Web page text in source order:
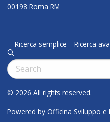
00198 Roma RM
Ricerca semplice Ricerca
q
Cerca:
© 2026 All rights reserved.
Powered by Officina Sviluppo e